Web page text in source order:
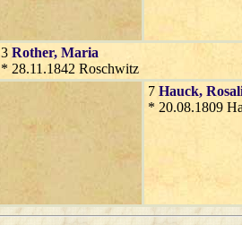
3 Rother, Maria
* 28.11.1842 Roschwitz
7 Hauck,
* 20.08.1809